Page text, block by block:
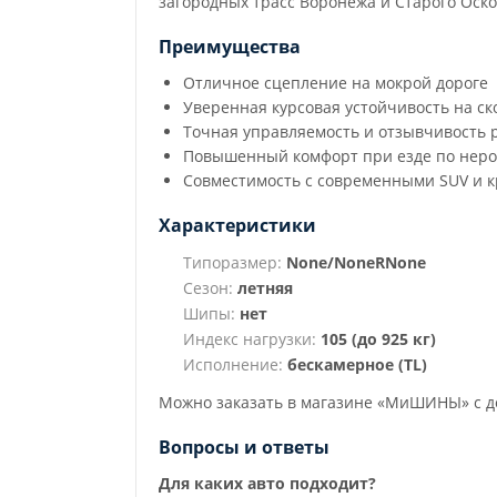
Преимущества
Отличное сцепление на мокрой дороге
Уверенная курсовая устойчивость на
Точная управляемость и отзывчивость
Повышенный комфорт при езде по
Совместимость с современными SUV и
Характеристики
Типоразмер: None/NoneRNone
Сезон: летняя
Шипы: нет
Индекс нагрузки: 105 (до 925 кг)
Исполнение: бескамерное (TL)
Можно заказать в магазине «МиШИНЫ» с
Вопросы и ответы
Для каких авто подходит?